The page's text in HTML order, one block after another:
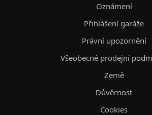
Oznámení
Přihlášení garáže
Právní upozornění
Všeobecné prodejní
Země
Důvěrnost
Cookies